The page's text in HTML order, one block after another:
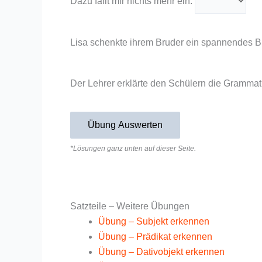
Lisa schenkte ihrem Bruder ein spannendes
Der Lehrer erklärte den Schülern die
Übung Auswerten
*Lösungen ganz unten auf dieser Seite.
Satzteile – Weitere Übungen
Übung – Subjekt erkennen
Übung – Prädikat erkennen
Übung – Dativobjekt erkennen